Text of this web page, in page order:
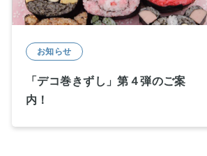
お知らせ
「デコ巻きずし」第４弾のご案
内！